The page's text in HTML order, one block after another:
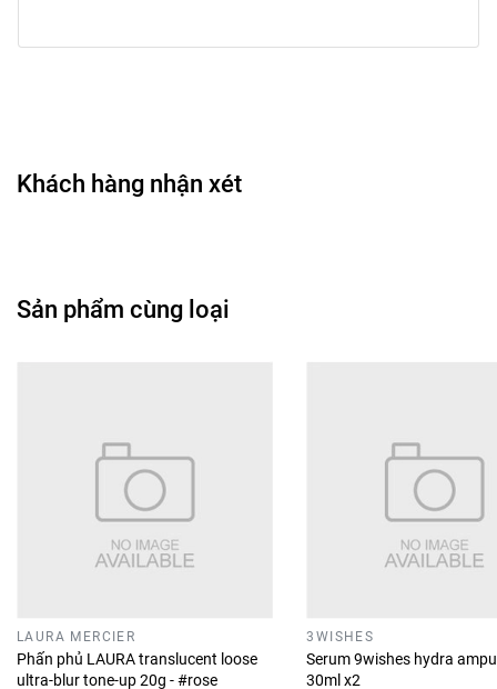
• Thiết kế mini tiện mang theo.
• Tạo hiệu ứng môi căng bóng.
• Dặm lại khi cần giữ độ ẩm cho môi.
• Có thể sử dụng hằng ngày.
Đối tượng phù hợp
• Phù hợp sử dụng hằng ngày.
Khách hàng nhận xét
Sản phẩm cùng loại
LAURA MERCIER
Phấn phủ LAURA translucent loose
ultra-blur tone-up 20g - #rose
3WISHES
Serum 9wishes hydra
30ml x2